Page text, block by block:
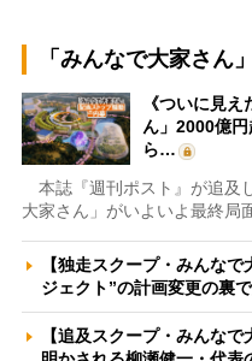
「みんなで大家さん
《ついに見
ん」2000億
ら…
本誌『週刊ポスト』が追及
大家さん」がいよいよ最終局
【独走スクープ・みんな
ジェクト”の計画変更の裏
【追及スクープ・みんな